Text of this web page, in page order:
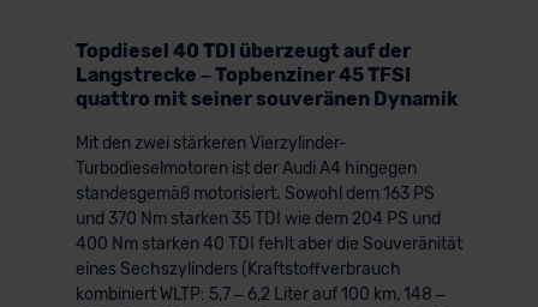
Topdiesel 40 TDI überzeugt auf der
Langstrecke – Topbenziner 45 TFSI
quattro mit seiner souveränen Dynamik
Mit den zwei stärkeren Vierzylinder-
Turbodieselmotoren ist der Audi A4 hingegen
standesgemäß motorisiert. Sowohl dem 163 PS
und 370 Nm starken 35 TDI wie dem 204 PS und
400 Nm starken 40 TDI fehlt aber die Souveränität
eines Sechszylinders (Kraftstoffverbrauch
kombiniert WLTP: 5,7 – 6,2 Liter auf 100 km, 148 –